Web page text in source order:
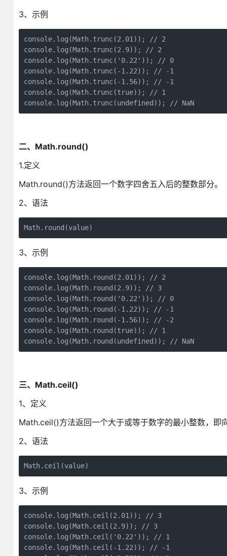
3、示例
console.log(Math.trunc(2.01)); // 2
console.log(Math.trunc(2.9)); // 2
console.log(Math.trunc('0.22')); // 0
console.log(Math.trunc(-1.22)); // -1
console.log(Math.trunc(-1.56)); // -1
console.log(Math.trunc(true)); // 1
console.log(Math.trunc(undefined)); // NaN
二、Math.round()
1.定义
Math.round()方法返回一个数字四舍五入后的整数部分。
2、语法
Math.round(value)
3、示例
console.log(Math.round(2.01)); // 2
console.log(Math.round(2.9)); // 3
console.log(Math.round('0.22')); // 0
console.log(Math.round(-1.22)); // -1
console.log(Math.round(-1.56)); // -2
console.log(Math.round(true)); // 1
console.log(Math.round(undefined)); // NaN
三、Math.ceil()
1、定义
Math.ceil()方法返回一个大于或等于数字的最小整数，即
2、语法
Math.ceil(value)
3、示例
console.log(Math.ceil(2.01)); // 3
console.log(Math.ceil(2.9)); // 3
console.log(Math.ceil('0.22')); // 1
console.log(Math.ceil(-1.22)); // -1